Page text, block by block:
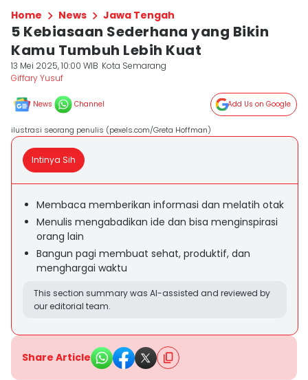
Home News Jawa Tengah
5 Kebiasaan Sederhana yang Bikin
Kamu Tumbuh Lebih Kuat
13 Mei 2025, 10:00 WIB Kota Semarang
Giffary Yusuf
News Channel Add Us on Google
ilustrasi seorang penulis (pexels.com/Greta Hoffman)
Intinya Sih
Membaca memberikan informasi dan melatih otak
Menulis mengabadikan ide dan bisa menginspirasi
orang lain
Bangun pagi membuat sehat, produktif, dan
menghargai waktu
This section summary was AI-assisted and reviewed by
our editorial team.
Share Article